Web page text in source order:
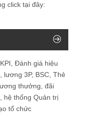
click tại đây:
Đánh giá hiệu
lương 3P, BSC, Thẻ
thưởng, đãi
hệ thống Quản trị
tổ chức